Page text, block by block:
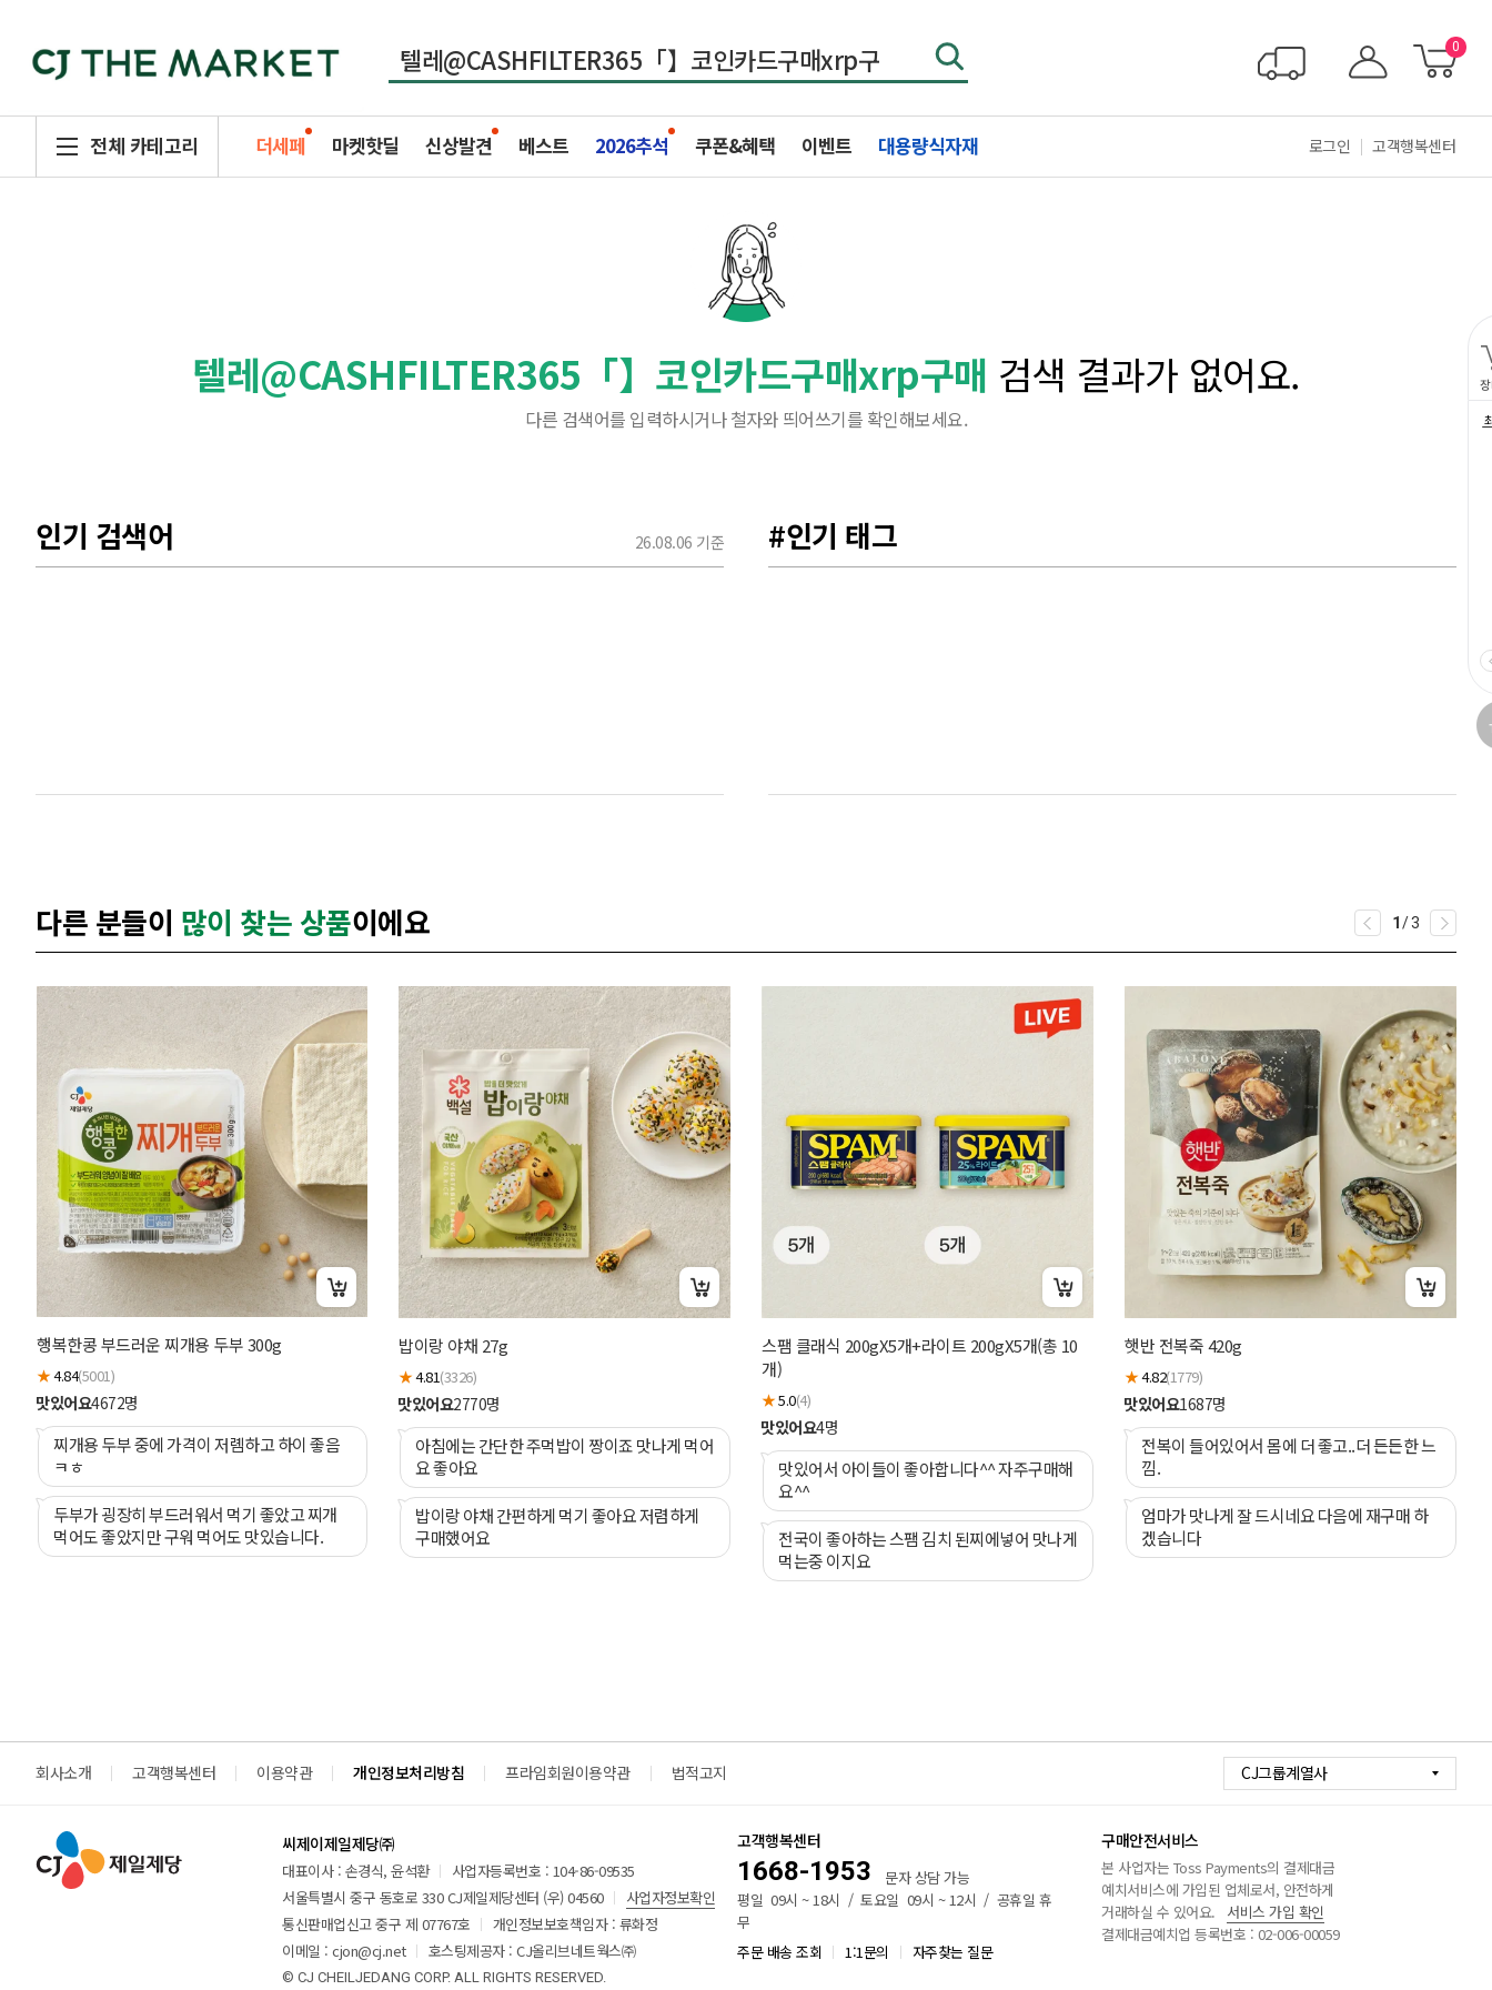
0
전체 카테고리 더세페 마켓핫딜 신상발견 베스트 2026추석 쿠폰&혜택 이벤트 대용량식자재 로그인 고객행복센터
텔레@CASHFILTER365「】코인카드구매xrp구매 검색 결과가 없어요.
다른 검색어를 입력하시거나 철자와 띄어쓰기를 확인해보세요.
인기 검색어 26.08.06 기준 #인기 태그
다른 분들이 많이 찾는 상품이에요
행복한콩 부드러운 찌개용 두부 300g
★4.84(5001)
맛있어요4672명
찌개용 두부 중에 가격이 저롐하고 하이 좋음
ㅋㅎ
두부가 굉장히 부드러워서 먹기 좋았고 찌개
먹어도 좋았지만 구워 먹어도 맛있습니다.
밥이랑 야채 27g
★4.81(3326)
맛있어요2770명
아침에는 간단한 주먹밥이 짱이죠 맛나게 먹어
요 좋아요
밥이랑 야채 간편하게 먹기 좋아요 저렴하게
구매했어요
스팸 클래식 200gX5개+라이트 200gX5개(총 10
개)
★5.0(4)
맛있어요4명
맛있어서 아이들이 좋아합니다^^ 자주구매해
요^^
전국이 좋아하는 스팸 김치 된찌에넣어 맛나게
먹는중 이지요
햇반 전복죽 420g
★4.82(1779)
맛있어요1687명
전복이 들어있어서 몸에 더 좋고..더 든든한 느
낌.
엄마가 맛나게 잘 드시네요 다음에 재구매 하
겠습니다
1 /3
회사소개 고객행복센터 이용약관 개인정보처리방침 프라임회원이용약관 법적고지 CJ그룹계열사
씨제이제일제당㈜
대표이사 : 손경식, 윤석환
사업자등록번호 : 104-86-09535
서울특별시 중구 동호로 330 CJ제일제당센터 (우) 04560
사업자정보확인
통신판매업신고 중구 제 07767호
개인정보보호책임자 : 류화정
이메일 : cjon@cj.net
호스팅제공자 : CJ올리브네트웍스㈜
© CJ CHEILJEDANG CORP. ALL RIGHTS RESERVED.
고객행복센터
1668-1953
문자 상담 가능
평일 09시 ~ 18시 / 토요일 09시 ~ 12시 / 공휴일 휴
무
주문 배송 조회
1:1문의 자주찾는 질문
구매안전서비스
본 사업자는 Toss Payments의 결제대금
예치서비스에 가입된 업체로서, 안전하게
거래하실 수 있어요. 서비스 가입 확인
결제대금예치업 등록번호 : 02-006-00059